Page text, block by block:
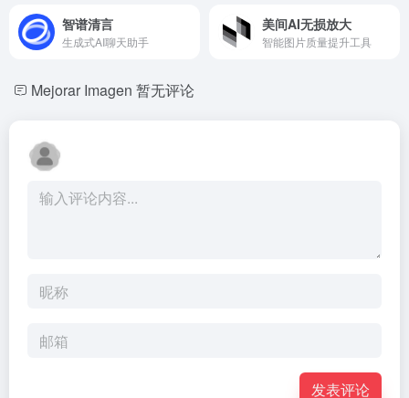
智谱清言
生成式AI聊天助手
美间AI无损放大
智能图片质量提升工具
Mejorar Imagen 暂无评论
发表评论